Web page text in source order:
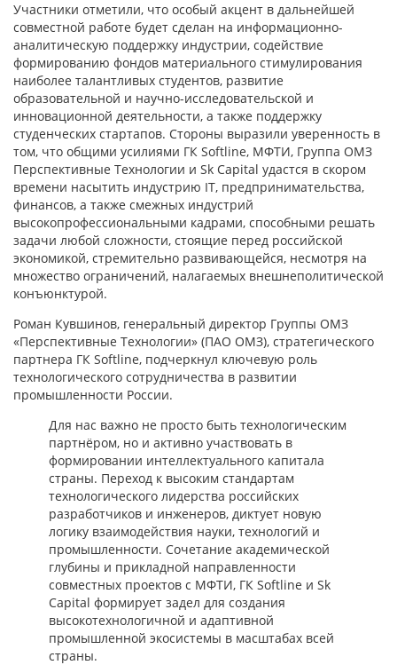
Участники отметили, что особый акцент в дальнейшей
совместной работе будет сделан на информационно-
аналитическую поддержку индустрии, содействие
формированию фондов материального стимулирования
наиболее талантливых студентов, развитие
образовательной и научно-исследовательской и
инновационной деятельности, а также поддержку
студенческих стартапов. Стороны выразили уверенность в
том, что общими усилиями ГК Softline, МФТИ, Группа ОМЗ
Перспективные Технологии и Sk Capital удастся в скором
времени насытить индустрию IT, предпринимательства,
финансов, а также смежных индустрий
высокопрофессиональными кадрами, способными решать
задачи любой сложности, стоящие перед российской
экономикой, стремительно развивающейся, несмотря на
множество ограничений, налагаемых внешнеполитической
конъюнктурой.
Роман Кувшинов, генеральный директор Группы ОМЗ
«Перспективные Технологии» (ПАО ОМЗ), стратегического
партнера ГК Softline, подчеркнул ключевую роль
технологического сотрудничества в развитии
промышленности России.
Для нас важно не просто быть технологическим
партнёром, но и активно участвовать в
формировании интеллектуального капитала
страны. Переход к высоким стандартам
технологического лидерства российских
разработчиков и инженеров, диктует новую
логику взаимодействия науки, технологий и
промышленности. Сочетание академической
глубины и прикладной направленности
совместных проектов с МФТИ, ГК Softline и Sk
Capital формирует задел для создания
высокотехнологичной и адаптивной
промышленной экосистемы в масштабах всей
страны.